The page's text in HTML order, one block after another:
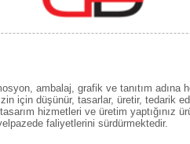
ambalaj, grafik ve tanıtım
için düşünür, tasarlar, üretir, tedarik
hizmetleri ve üretim yaptığınız
faliyetlerini sürdürmektedir.